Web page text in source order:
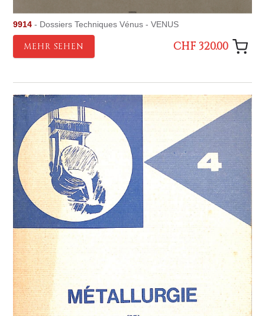
9914 - Dossiers Techniques Vénus - VENUS
MEHR SEHEN CHF 320.00